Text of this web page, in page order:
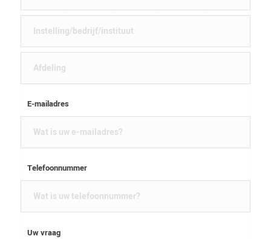
E-mailadres
Telefoonnummer
Uw vraag